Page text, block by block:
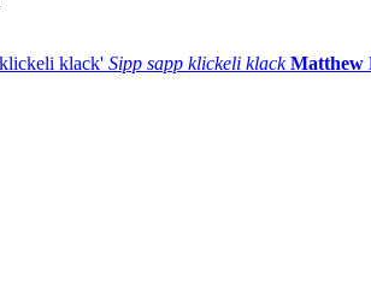
Sipp sapp klickeli klack Matthew